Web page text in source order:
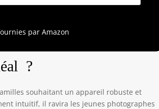
Facile à manipuler pour les
par Amazon
?
souhaitant un appareil robuste et
intuitif, il ravira les jeunes photographes